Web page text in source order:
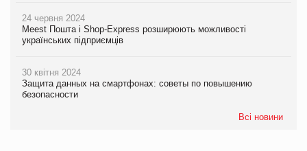
24 червня 2024
Meest Пошта і Shop-Express розширюють можливості
українських підприємців
30 квітня 2024
Защита данных на смартфонах: советы по повышению
безопасности
Всі новини